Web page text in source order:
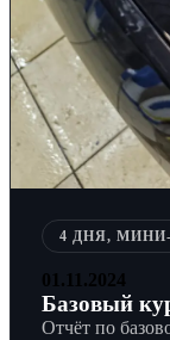
4 ДНЯ,
01.11.2024
Базовый
Отчёт по